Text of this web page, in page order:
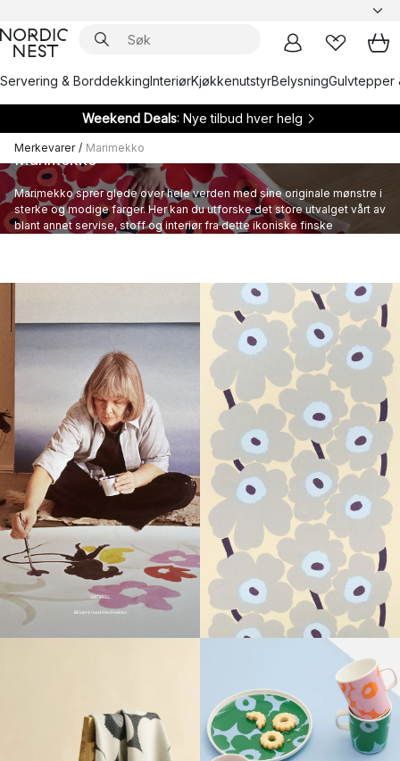
Servering & BorddekkingInteriørKjøkkenutstyrBelysningGulvtepper
Weekend Deals: Nye tilbud hver helg
Merkevarer / Marimekko
Marimekko
Marimekko sprer glede over hele verden med sine originale mønstre i
sterke og modige farger. Her kan du utforske det store utvalget vårt av
blant annet servise, stoff og interiør fra dette ikoniske finske
ARTIKKEL
Bli kjent med Marimekko